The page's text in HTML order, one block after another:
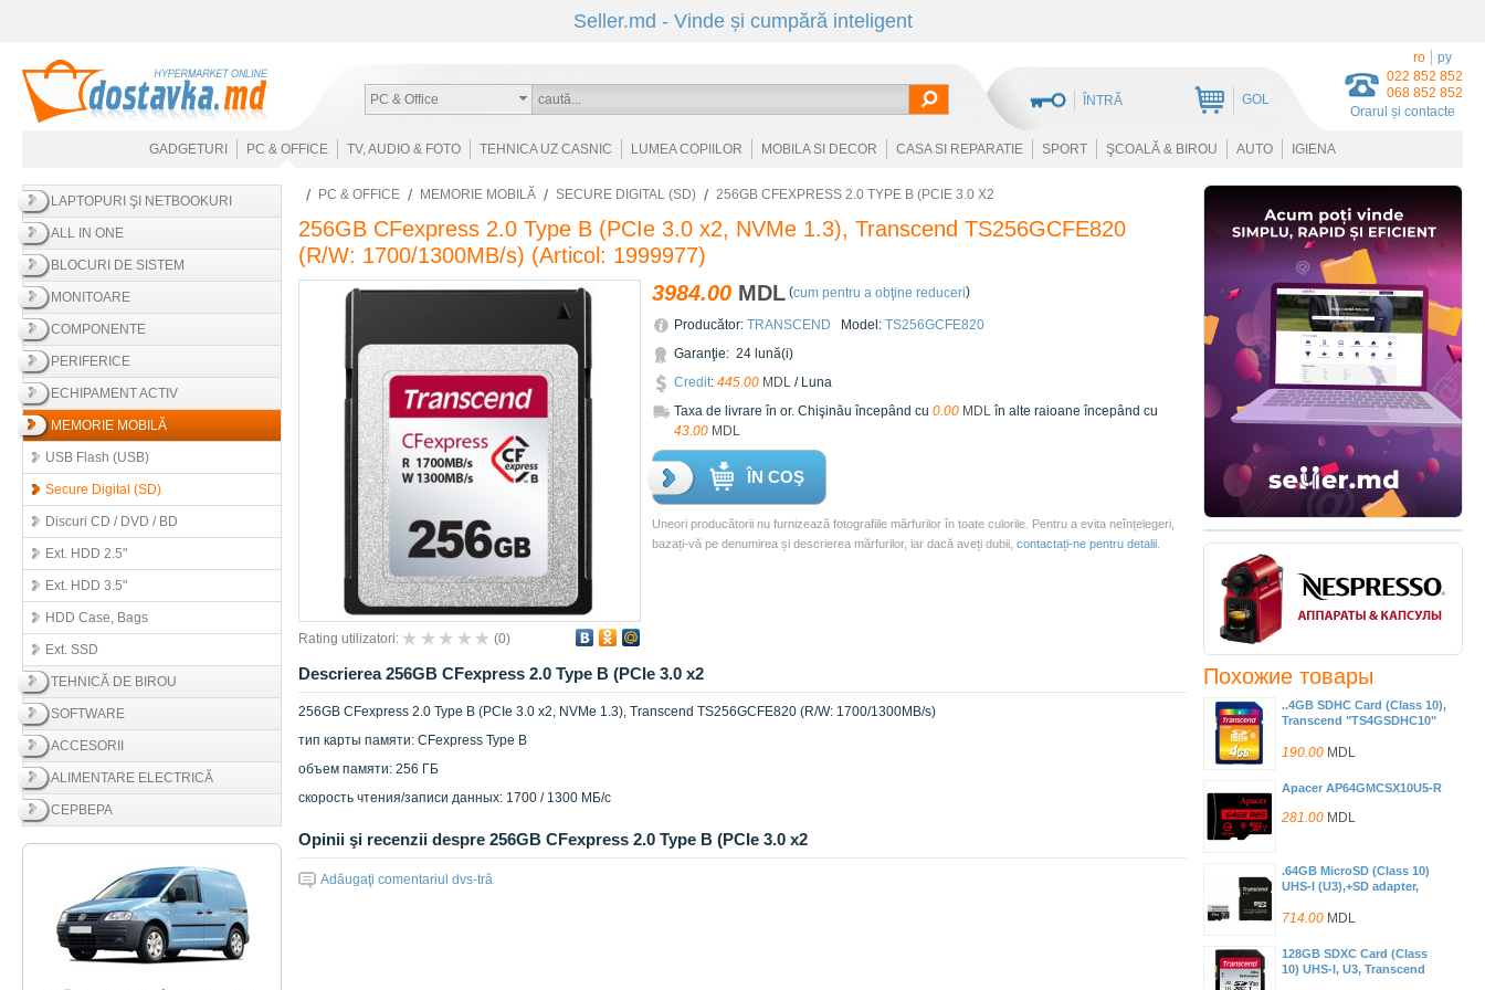
Seller.md - Vinde și cumpără inteligent
022 852 852
068 852 852
Orarul și contacte
PC & Office ÎNTRĂ GOL
ro ру
GADGETURI PC & OFFICE TV, AUDIO & FOTO TEHNICA UZ CASNIC LUMEA COPIILOR MOBILA SI DECOR CASA SI REPARATIE SPORT ŞCOALĂ & BIROU AUTO IGIENA
LAPTOPURI ŞI NETBOOKURI
ALL IN ONE
BLOCURI DE SISTEM
MONITOARE
COMPONENTE
PERIFERICE
ECHIPAMENT ACTIV
MEMORIE MOBILĂ
USB Flash (USB)
Secure Digital (SD)
Discuri CD / DVD / BD
Ext. HDD 2.5"
Ext. HDD 3.5"
HDD Case, Bags
Ext. SSD
TEHNICĂ DE BIROU
SOFTWARE
ACCESORII
ALIMENTARE ELECTRICĂ
СЕРВЕРА
Похожие товары
..4GB SDHC Card (Class 10),
Transcend "TS4GSDHC10"
190.00 MDL
Apacer AP64GMCSX10U5-R
281.00 MDL
.64GB MicroSD (Class 10)
UHS-I (U3),+SD adapter,
"TS64GUSD340S" (V30, A2,
714.00 MDL
128GB SDXC Card (Class
10) UHS-I, U3, Transcend
PC & OFFICE MEMORIE MOBILĂ SECURE DIGITAL (SD) 256GB CFEXPRESS 2.0 TYPE B (PCIE 3.0 X2
256GB CFexpress 2.0 Type B (PCIe 3.0 x2, NVMe 1.3), Transcend TS256GCFE820
(R/W: 1700/1300MB/s) (Articol: 1999977)
Rating utilizatori: (0)
3984.00 MDL (cum pentru a obţine reduceri)
Producător: TRANSCEND Model: TS256GCFE820
Garanţie: 24 lună(i)
Credit: 445.00 MDL / Luna
Taxa de livrare în or. Chişinău începând cu 0.00 MDL în alte raioane începând cu
43.00 MDL
ÎN COŞ
Uneori producătorii nu furnizează fotografiile mărfurilor în toate culorile. Pentru a evita neînțelegeri,
bazați-vă pe denumirea și descrierea mărfurilor, iar dacă aveți dubii, contactați-ne pentru detalii
Descrierea 256GB CFexpress 2.0 Type B (PCIe 3.0 x2
256GB CFexpress 2.0 Type B (PCIe 3.0 x2, NVMe 1.3), Transcend TS256GCFE820 (R/W: 1700/1300MB/s)
тип карты памяти: CFexpress Type B
объем памяти: 256 ГБ
скорость чтения/записи данных: 1700 / 1300 МБ/с
Opinii şi recenzii despre 256GB CFexpress 2.0 Type B (PCIe 3.0 x2
Adăugaţi comentariul dvs-tră